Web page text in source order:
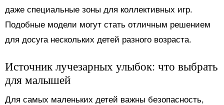
даже специальные зоны для коллективных игр.
Подобные модели могут стать отличным решением
для досуга нескольких детей разного возраста.
Источник лучезарных улыбок: что выбрать
для малышей
Для самых маленьких детей важны безопасность,